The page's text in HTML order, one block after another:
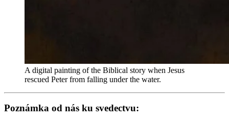
A digital painting of the Biblical story when Jesus
rescued Peter from falling under the water.
Poznámka od nás ku svedectvu: